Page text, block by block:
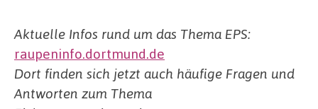
Aktuelle Infos rund um das Thema EPS:
raupeninfo.dortmund.de
Dort finden sich jetzt auch häufige Fragen und
Antworten zum Thema